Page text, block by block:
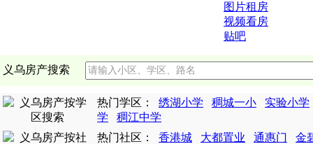
图片租房
视频看房
贴吧
义乌房产搜索
热门学区： 绣湖小学 稠城一小
实验小学
学
稠江中学
热门社区： 香港城 大都置业 通惠门
金